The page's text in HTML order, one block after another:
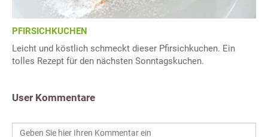
PFIRSICHKUCHEN
Leicht und köstlich schmeckt dieser Pfirsichkuchen. Ein
tolles Rezept für den nächsten Sonntagskuchen.
User Kommentare